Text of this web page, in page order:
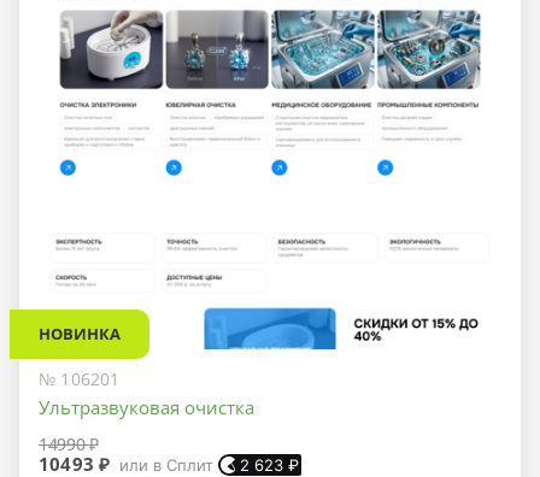
НОВИНКА
№ 106201
Ультразвуковая очистка
14990 ₽
10493 ₽ или в Сплит 2 623 ₽